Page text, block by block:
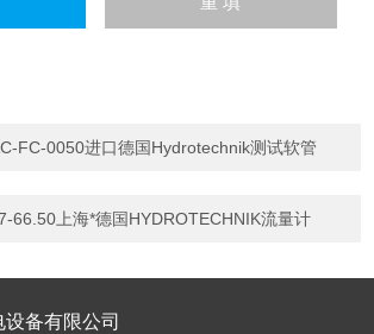
FC-0050进口德国Hydrotechnik测试软管
66.50上海*德国HYDROTECHNIK流量计
备有限公司